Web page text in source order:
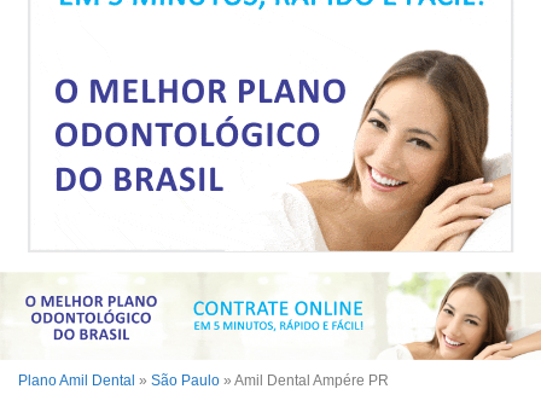
Plano Amil Dental » São Paulo » Amil Dental Ampére PR